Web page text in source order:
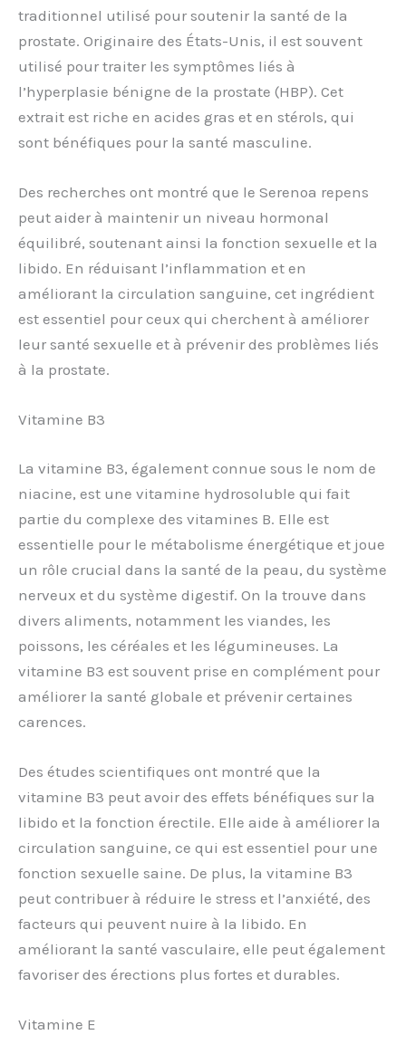
traditionnel utilisé pour soutenir la santé de la
prostate. Originaire des États-Unis, il est souvent
utilisé pour traiter les symptômes liés à
l’hyperplasie bénigne de la prostate (HBP). Cet
extrait est riche en acides gras et en stérols, qui
sont bénéfiques pour la santé masculine.
Des recherches ont montré que le Serenoa repens
peut aider à maintenir un niveau hormonal
équilibré, soutenant ainsi la fonction sexuelle et la
libido. En réduisant l’inflammation et en
améliorant la circulation sanguine, cet ingrédient
est essentiel pour ceux qui cherchent à améliorer
leur santé sexuelle et à prévenir des problèmes liés
à la prostate.
Vitamine B3
La vitamine B3, également connue sous le nom de
niacine, est une vitamine hydrosoluble qui fait
partie du complexe des vitamines B. Elle est
essentielle pour le métabolisme énergétique et joue
un rôle crucial dans la santé de la peau, du système
nerveux et du système digestif. On la trouve dans
divers aliments, notamment les viandes, les
poissons, les céréales et les légumineuses. La
vitamine B3 est souvent prise en complément pour
améliorer la santé globale et prévenir certaines
carences.
Des études scientifiques ont montré que la
vitamine B3 peut avoir des effets bénéfiques sur la
libido et la fonction érectile. Elle aide à améliorer la
circulation sanguine, ce qui est essentiel pour une
fonction sexuelle saine. De plus, la vitamine B3
peut contribuer à réduire le stress et l’anxiété, des
facteurs qui peuvent nuire à la libido. En
améliorant la santé vasculaire, elle peut également
favoriser des érections plus fortes et durables.
Vitamine E